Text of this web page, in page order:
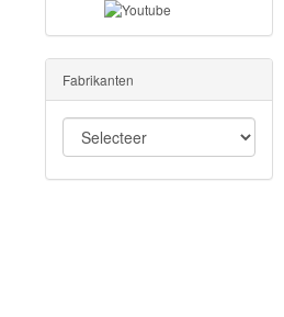
Fabrikanten